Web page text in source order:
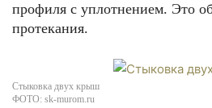
профиля с уплотнением. Это
протекания.
Стыковка двух крыш
ФОТО: sk-murom.ru